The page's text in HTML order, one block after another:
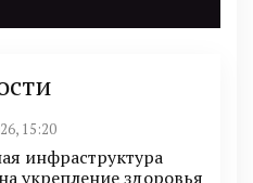
15:20
инфраструктура
укрепление здоровья